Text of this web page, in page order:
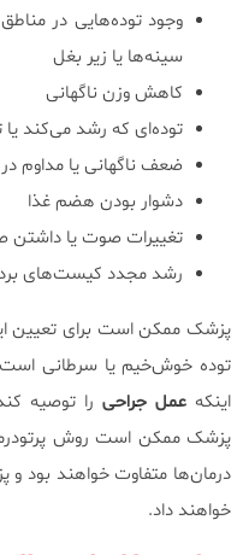
وجود توده‌هایی در
سینه‌ها یا زیر بغل
کاهش وزن ناگهانی
توده‌ای که رشد می‌کند
ضعف ناگهانی یا مداوم
دشوار بودن هضم غذا
تغییرات صوت یا
رشد مجدد کیست‌های
پزشک ممکن است برای تعیین
توده خوش‌خیم یا سرطانی
اینکهعمل جراحی را توصیه
پزشک ممکن است روش
درمان‌ها متفاوت خواهند بود و
خواهند داد.